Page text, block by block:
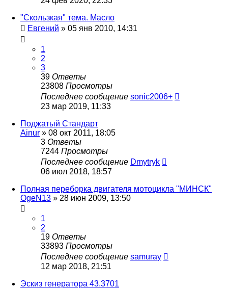
"Скользкая" тема. Масло
Евгений » 05 янв 2010, 14:31
1
2
3
39 Ответы
23808 Просмотры
Последнее сообщение sonic2006+
23 мар 2019, 11:33
Поджатый Стандарт
Ainur » 08 окт 2011, 18:05
3 Ответы
7244 Просмотры
Последнее сообщение Dmytryk
06 июл 2018, 18:57
Полная переборка двигателя мотоцикла "МИНСК"
OgeN13 » 28 июн 2009, 13:50
1
2
19 Ответы
33893 Просмотры
Последнее сообщение samuray
12 мар 2018, 21:51
Эскиз генератора 43.3701